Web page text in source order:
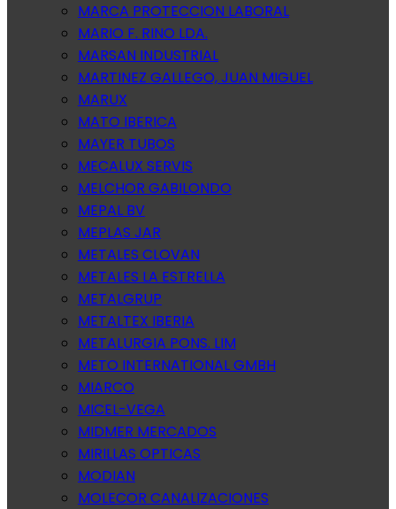
MARCA PROTECCION LABORAL
MARIO F. RINO LDA.
MARSAN INDUSTRIAL
MARTINEZ GALLEGO, JUAN MIGUEL
MARUX
MATO IBERICA
MAYER TUBOS
MECALUX SERVIS
MELCHOR GABILONDO
MEPAL BV
MEPLAS JAR
METALES CLOVAN
METALES LA ESTRELLA
METALGRUP
METALTEX IBERIA
METALURGIA PONS. LIM
METO INTERNATIONAL GMBH
MIARCO
MICEL-VEGA
MIDMER MERCADOS
MIRILLAS OPTICAS
MODIAN
MOLECOR CANALIZACIONES